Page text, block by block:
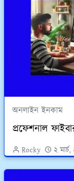
অনলাইন ইনকাম
প্রফেশনাল
Rocky ২